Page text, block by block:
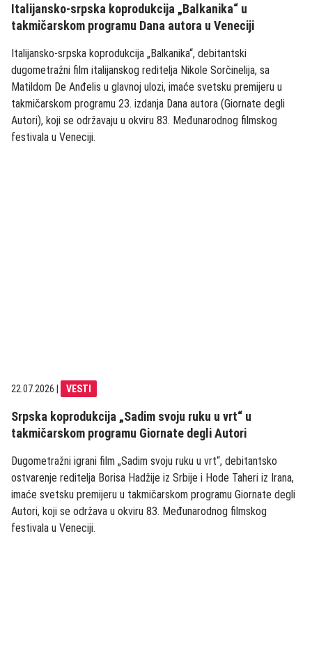
Italijansko-srpska koprodukcija „Balkanika“ u
takmičarskom programu Dana autora u Veneciji
Italijansko-srpska koprodukcija „Balkanika“, debitantski
dugometražni film italijanskog reditelja Nikole Sorčinelija, sa
Matildom De Anđelis u glavnoj ulozi, imaće svetsku premijeru u
takmičarskom programu 23. izdanja Dana autora (Giornate degli
Autori), koji se održavaju u okviru 83. Međunarodnog filmskog
festivala u Veneciji.
22.07.2026 VESTI
Srpska koprodukcija „Sadim svoju ruku u vrt“ u
takmičarskom programu Giornate degli Autori
Dugometražni igrani film „Sadim svoju ruku u vrt“, debitantsko
ostvarenje reditelja Borisa Hadžije iz Srbije i Hode Taheri iz Irana,
imaće svetsku premijeru u takmičarskom programu Giornate degli
Autori, koji se održava u okviru 83. Međunarodnog filmskog
festivala u Veneciji.